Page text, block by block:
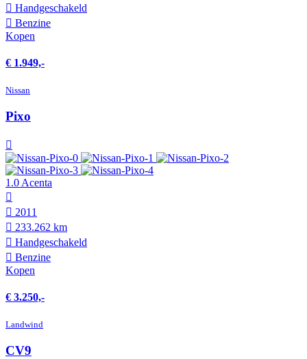
Hand­geschakeld
Benzine
Kopen
€ 1.949,-
Nissan
Pixo
1.0 Acenta
2011
233.262 km
Hand­geschakeld
Benzine
Kopen
€ 3.250,-
Landwind
CV9